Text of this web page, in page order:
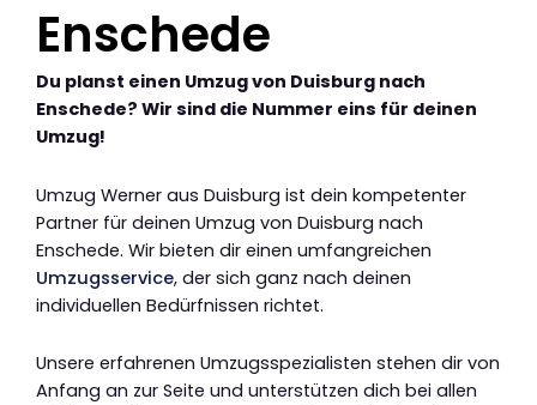
Enschede
Du planst einen Umzug von Duisburg nach
Enschede? Wir sind die Nummer eins für deinen
Umzug!
Umzug Werner aus Duisburg ist dein kompetenter
Partner für deinen Umzug von Duisburg nach
Enschede. Wir bieten dir einen umfangreichen
Umzugsservice, der sich ganz nach deinen
individuellen Bedürfnissen richtet.
Unsere erfahrenen Umzugsspezialisten stehen dir von
Anfang an zur Seite und unterstützen dich bei allen